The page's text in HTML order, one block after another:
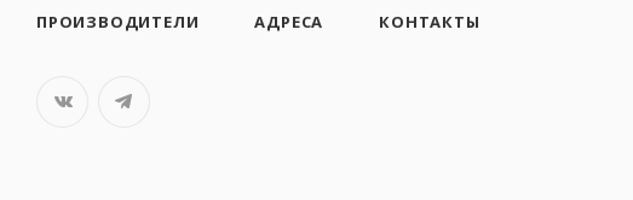
ПРОИЗВОДИТЕЛИ
АДРЕСА КОНТАКТЫ